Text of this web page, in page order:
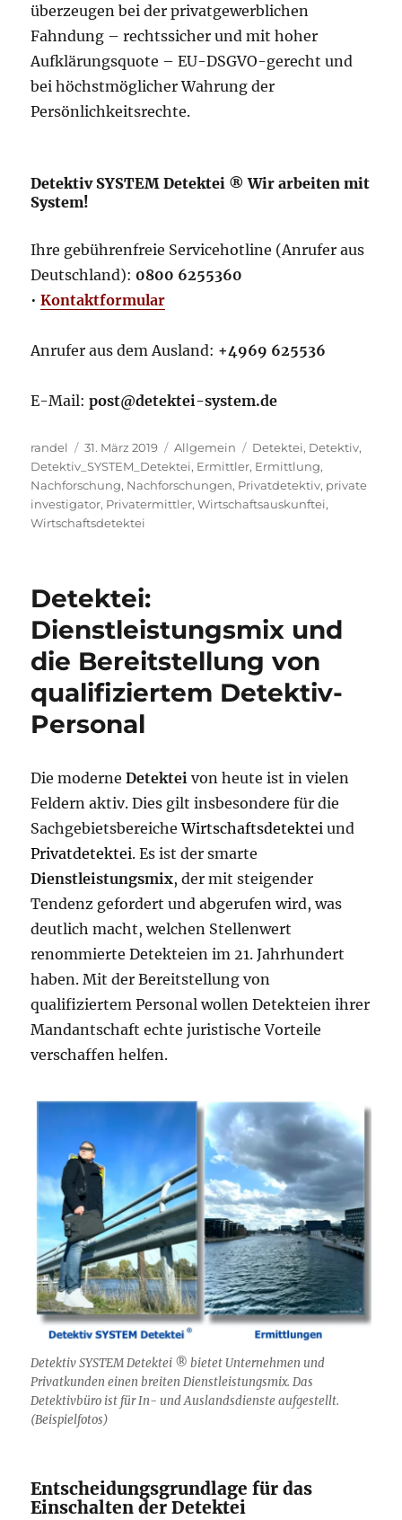
überzeugen bei der privatgewerblichen
Fahndung – rechtssicher und mit hoher
Aufklärungsquote – EU-DSGVO-gerecht und
bei höchstmöglicher Wahrung der
Persönlichkeitsrechte.
Detektiv SYSTEM Detektei ® Wir arbeiten mit
System!
Ihre gebührenfreie Servicehotline (Anrufer aus
Deutschland): 0800 6255360
•Kontaktformular
Anrufer aus dem Ausland: +4969 625536
E-Mail:post@detektei-system.de
Autor
randel
Veröffentlicht
am
31. März 2019 Kategorien
Allgemein Schlagwörter
Detektei, Detektiv,
Detektiv_SYSTEM_Detektei, Ermittler, Ermittlung,
Nachforschung, Nachforschungen, Privatdetektiv, private
investigator, Privatermittler,Wirtschaftsauskunftei,
Wirtschaftsdetektei
Detektei:
Dienstleistungsmix und
die Bereitstellung von
qualifiziertem Detektiv-
Personal
Die moderneDetektei von heute ist in vielen
Feldern aktiv. Dies gilt insbesondere für die
SachgebietsbereicheWirtschaftsdetektei und
Privatdetektei. Es ist der smarte
Dienstleistungsmix, der mit steigender
Tendenz gefordert und abgerufen wird, was
deutlich macht, welchen Stellenwert
renommierte Detekteien im 21. Jahrhundert
haben. Mit der Bereitstellung von
qualifiziertem Personal wollen Detekteien ihrer
Mandantschaft echte juristische Vorteile
verschaffen helfen.
Detektiv SYSTEM Detektei ® bietet Unternehmen und
Privatkunden einen breiten Dienstleistungsmix. Das
Detektivbüro ist für In- und Auslandsdienste aufgestellt.
(Beispielfotos)
Entscheidungsgrundlage für das
Einschalten der Detektei